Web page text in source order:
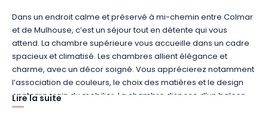
Dans un endroit calme et préservé à mi-chemin entre Colmar
et de Mulhouse, c’est un séjour tout en détente qui vous
attend. La chambre supérieure vous accueille dans un cadre
spacieux et climatisé. Les chambres allient élégance et
charme, avec un décor soigné. Vous apprécierez notamment
l’association de couleurs, le choix des matières et le design
contemporain du mobilier. La chambre dispose d’un balcon
privé pour apprécier le spectacle de la nature environnante.
Lire la suite